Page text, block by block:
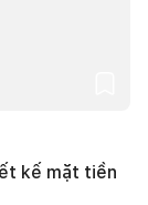
kế mặt tiền